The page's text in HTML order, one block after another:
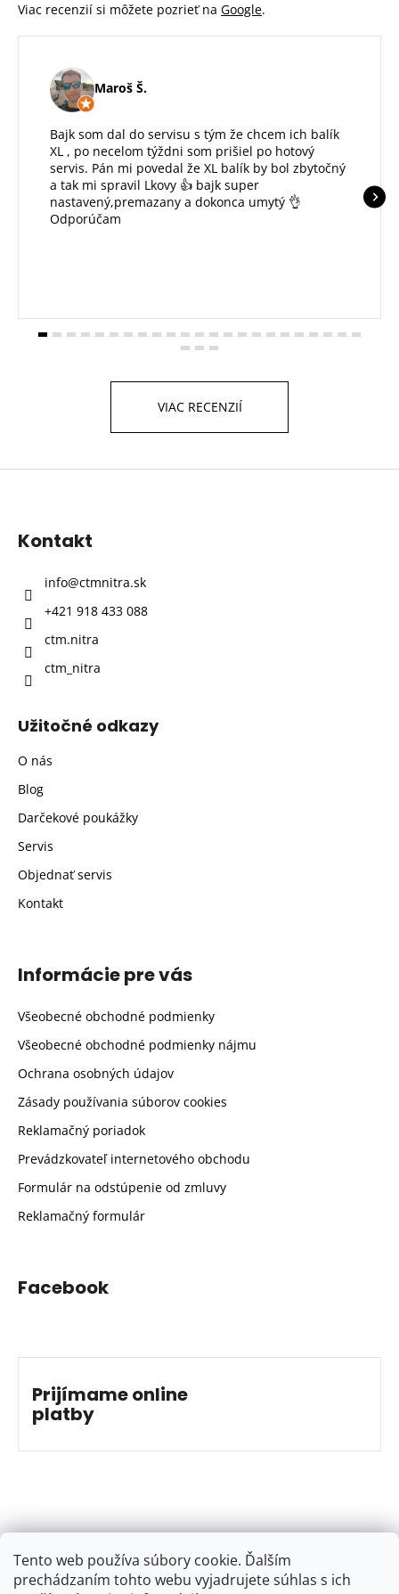
Tento web používa súbory cookie. Ďalším
prechádzaním tohto webu vyjadrujete súhlas s ich
Viac recenzií si môžete pozrieť na Google.
Maroš Š.
Bajk som dal do servisu s tým že chcem ich balík
XL , po necelom týždni som prišiel po hotový
servis. Pán mi povedal že XL balík by bol zbytočný
a tak mi spravil Lkovy 👍 bajk super
nastavený,premazany a dokonca umytý 👌
Odporúčam
VIAC RECENZIÍ
Z
Kontakt
info@ctmnitra.sk
+421 918 433 088
ctm.nitra
ctm_nitra
Užitočné odkazy
O nás
Blog
Darčekové poukážky
Servis
Objednať servis
Kontakt
Informácie pre vás
Všeobecné obchodné podmienky
Všeobecné obchodné podmienky nájmu
Ochrana osobných údajov
Zásady používania súborov cookies
Reklamačný poriadok
Prevádzkovateľ internetového obchodu
Formulár na odstúpenie od zmluvy
Reklamačný formulár
Facebook
Prijímame online
platby